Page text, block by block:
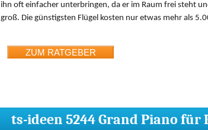
ihn oft einfacher unterbringen, da er im Raum frei steht
groß. Die günstigsten Flügel kosten nur etwas mehr als
ts-ideen 5244 Grand Piano für